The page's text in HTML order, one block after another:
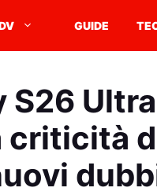
GUIDE
S26
criticità